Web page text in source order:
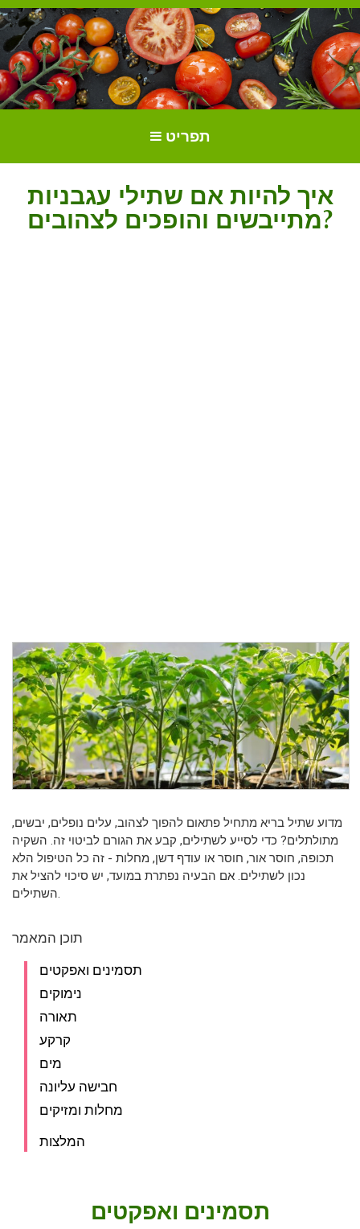
תפריט
איך להיות אם שתילי עגבניות
מתייבשים והופכים לצהובים?
מדוע שתיל בריא מתחיל פתאום להפוך לצהוב, עלים נופלים, יבשים,
מתולתלים? כדי לסייע לשתילים, קבע את הגורם לביטוי זה. השקיה
תכופה, חוסר אור, חוסר או עודף דשן, מחלות - זה כל הטיפול הלא
נכון לשתילים. אם הבעיה נפתרת במועד, יש סיכוי להציל את
השתילים.
תוכן המאמר
תסמינים ואפקטים
נימוקים
תאורה
קרקע
מים
חבישה עליונה
מחלות ומזיקים
המלצות
תסמינים ואפקטים